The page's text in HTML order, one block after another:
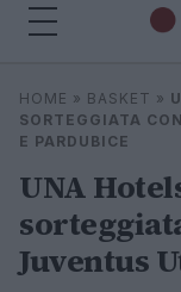
Cerca
HOME » BASKET »
SORTEGGIATA
E PARDUBICE
UNA
Juventus